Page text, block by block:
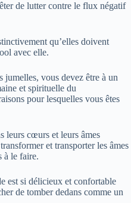
de lutter contre le flux négatif
qu’elles doivent
avec elle.
jumelles, vous devez être à un
et spirituelle du
pour lesquelles vous êtes
leurs cœurs et leurs âmes
et transporter les âmes
à le faire.
est si délicieux et confortable
de tomber dedans comme un